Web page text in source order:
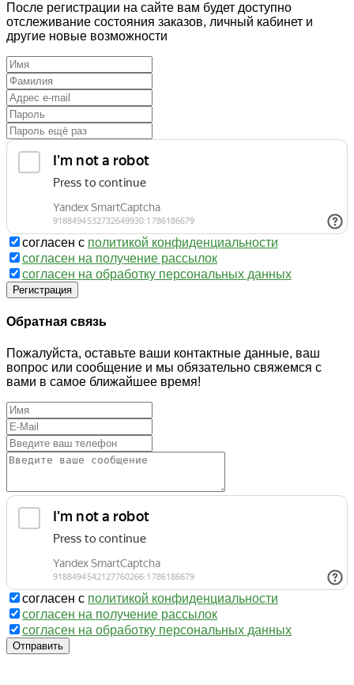
После регистрации на сайте вам будет доступно
отслеживание состояния заказов, личный кабинет и
другие новые возможности
согласен с политикой конфиденциальности
согласен на получение рассылок
согласен на обработку персональных данных
Регистрация
Обратная связь
Пожалуйста, оставьте ваши контактные данные, ваш
вопрос или сообщение и мы обязательно свяжемся с
вами в самое ближайшее время!
согласен с политикой конфиденциальности
согласен на получение рассылок
согласен на обработку персональных данных
Отправить